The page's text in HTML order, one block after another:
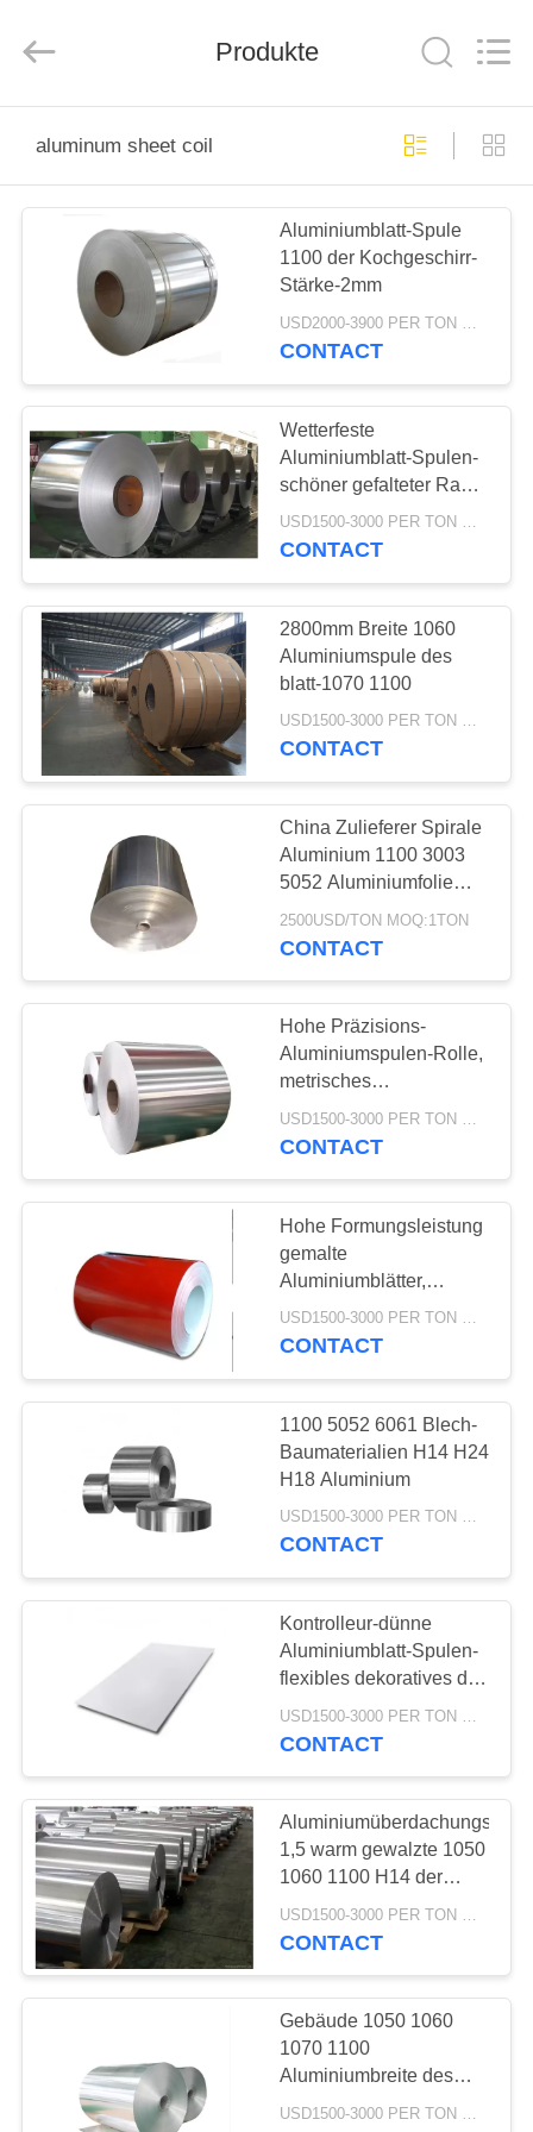
HAUSE
PRODUKTE
VIDEOS
ÜBER
UNS
WERKSBESICHTIGUNG
QUALITÄTSKONTROLLE
KONTAKT
MIT
UNS
BITTE
ANGEBOT
SITEMAP
PRIVACY
POLICY
CO.,LTD.
Produkte
aluminum sheet coil
Aluminiumblatt-Spule
1100 der Kochgeschirr-
Stärke-2mm
USD2000-3900 PER TON MOQ:1Ton
CONTACT
Wetterfeste
Aluminiumblatt-Spulen-
schöner gefalteter Rand
korrosionsbeständig
USD1500-3000 PER TON MOQ:1TON
CONTACT
2800mm Breite 1060
Aluminiumspule des
blatt-1070 1100
USD1500-3000 PER TON MOQ:1TON
CONTACT
China Zulieferer Spirale
Aluminium 1100 3003
5052 Aluminiumfolie
Spirale Rolle
2500USD/TON MOQ:1TON
CONTACT
Hohe Präzisions-
Aluminiumspulen-Rolle,
metrisches
Aluminiumblatt kein
Ölfleck
USD1500-3000 PER TON MOQ:1TON
CONTACT
Hohe Formungsleistung
gemalte
Aluminiumblätter,
blinkende
Aluminiumspule
USD1500-3000 PER TON MOQ:1TON
CONTACT
1100 5052 6061 Blech-
Baumaterialien H14 H24
H18 Aluminium
USD1500-3000 PER TON MOQ:1TON
CONTACT
Kontrolleur-dünne
Aluminiumblatt-Spulen-
flexibles dekoratives der
Massen-24 x 36 6082
CONTACT
Aluminiumüberdachungsrolle
1,5 warm gewalzte 1050
1060 1100 H14 der
spulen-3003 3004
USD1500-3000 PER TON MOQ:1TON
CONTACT
Gebäude 1050 1060
1070 1100
Aluminiumbreite des
spulen-Blatt-2650mm
USD1500-3000 PER TON MOQ:1TON